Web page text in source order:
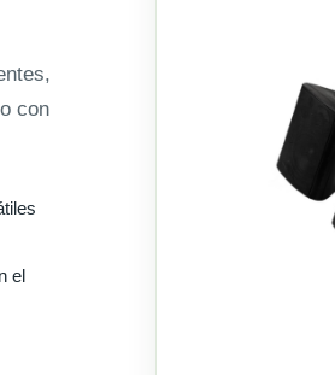
con
el